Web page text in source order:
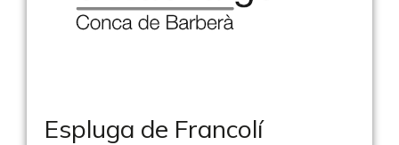
Espluga de Francolí